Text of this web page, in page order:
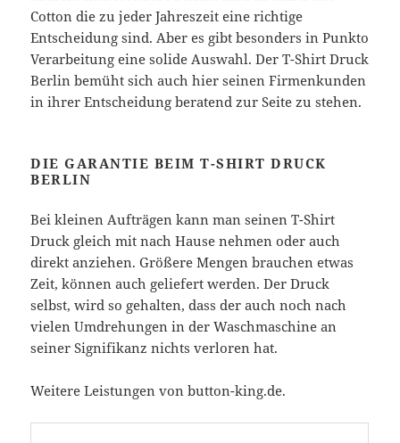
Cotton die zu jeder Jahreszeit eine richtige
Entscheidung sind. Aber es gibt besonders in Punkto
Verarbeitung eine solide Auswahl. Der T-Shirt Druck
Berlin bemüht sich auch hier seinen Firmenkunden
in ihrer Entscheidung beratend zur Seite zu stehen.
DIE GARANTIE BEIM T-SHIRT DRUCK
BERLIN
Bei kleinen Aufträgen kann man seinen T-Shirt
Druck gleich mit nach Hause nehmen oder auch
direkt anziehen. Größere Mengen brauchen etwas
Zeit, können auch geliefert werden. Der Druck
selbst, wird so gehalten, dass der auch noch nach
vielen Umdrehungen in der Waschmaschine an
seiner Signifikanz nichts verloren hat.
Weitere Leistungen von button-king.de.